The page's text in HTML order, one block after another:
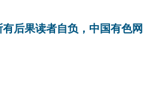
后果读者自负，中国有色网